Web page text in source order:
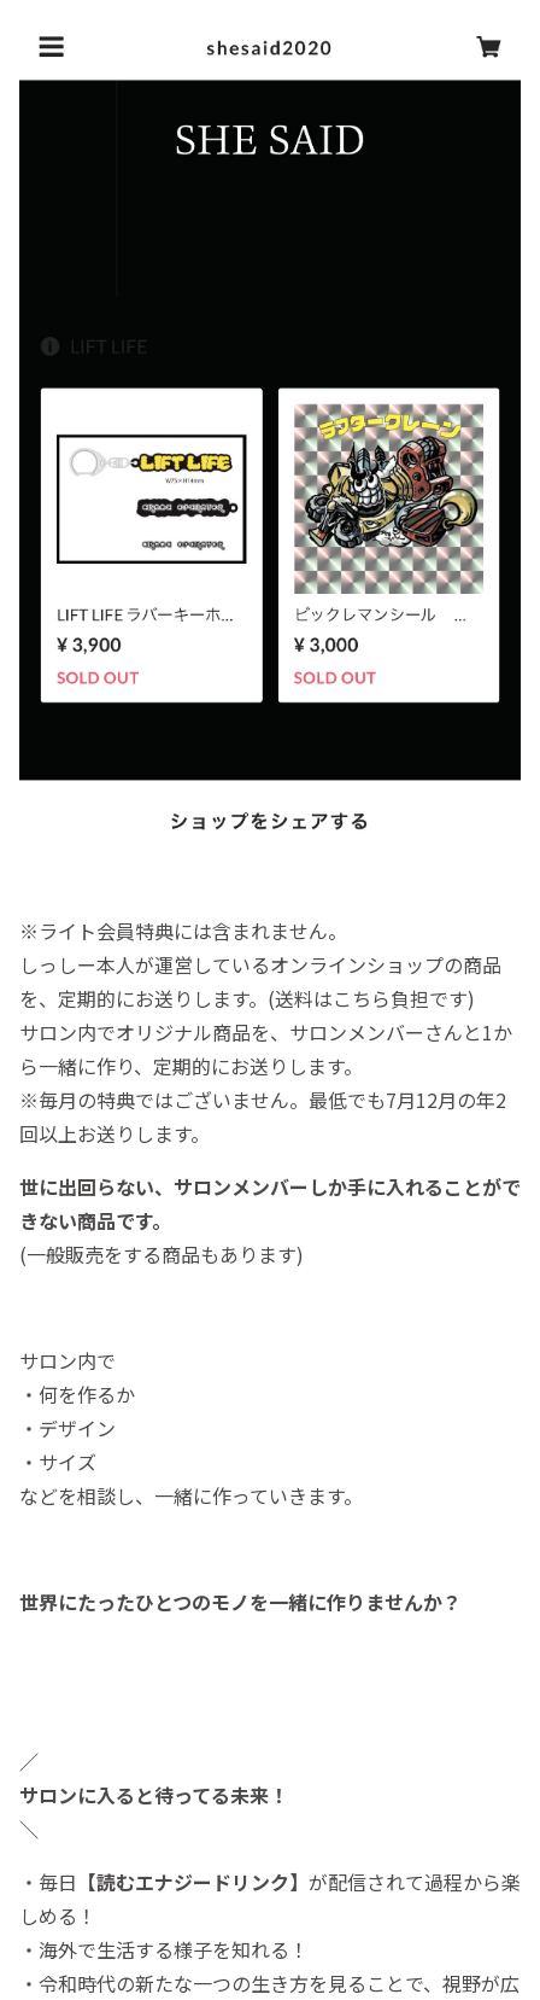
※ライト会員特典には含まれません。
しっしー本人が運営しているオンラインショップの商品
を、定期的にお送りします。(送料はこちら負担です)
サロン内でオリジナル商品を、サロンメンバーさんと1か
ら一緒に作り、定期的にお送りします。
※毎月の特典ではございません。最低でも7月12月の年2
回以上お送りします。
世に出回らない、サロンメンバーしか手に入れることがで
きない商品です。
(一般販売をする商品もあります)
サロン内で
・何を作るか
・デザイン
・サイズ
などを相談し、一緒に作っていきます。
世界にたったひとつのモノを一緒に作りませんか？
／
サロンに入ると待ってる未来！
＼
・毎日 【読むエナジードリンク】 が配信されて過程から楽
しめる！
・海外で生活する様子を知れる！
・令和時代の新たな一つの生き方を見ることで、視野が広